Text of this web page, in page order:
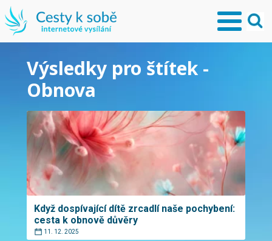
Výsledky pro štítek -
Obnova
Když dospívající dítě zrcadlí naše pochybení:
cesta k obnově důvěry
11. 12. 2025